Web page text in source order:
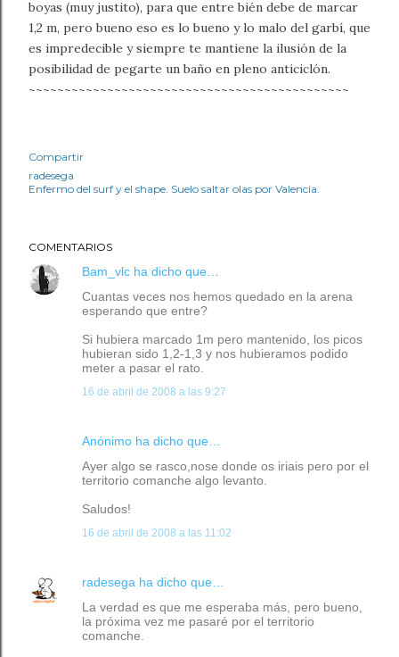
boyas (muy justito), para que entre bién debe de marcar
1,2 m, pero bueno eso es lo bueno y lo malo del garbí, que
es impredecible y siempre te mantiene la ilusión de la
posibilidad de pegarte un baño en pleno anticiclón.
~~~~~~~~~~~~~~~~~~~~~~~~~~~~~~~~~~~~~~~~~~~~~
Compartir
radesega
Enfermo del surf y el shape. Suelo saltar olas por Valencia.
COMENTARIOS
Bam_vlc ha dicho que…
Cuantas veces nos hemos quedado en la arena
esperando que entre?
Si hubiera marcado 1m pero mantenido, los picos
hubieran sido 1,2-1,3 y nos hubieramos podido
meter a pasar el rato.
16 de abril de 2008 a las 9:27
Anónimo ha dicho que…
Ayer algo se rasco,nose donde os iriais pero por el
territorio comanche algo levanto.
Saludos!
16 de abril de 2008 a las 11:02
radesega ha dicho que…
La verdad es que me esperaba más, pero bueno,
la próxima vez me pasaré por el territorio
comanche.